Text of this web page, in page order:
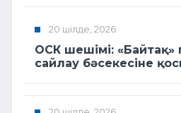
20 шілде, 2026
ОСК шешімі: «Байтақ»
сайлау бәсекесіне